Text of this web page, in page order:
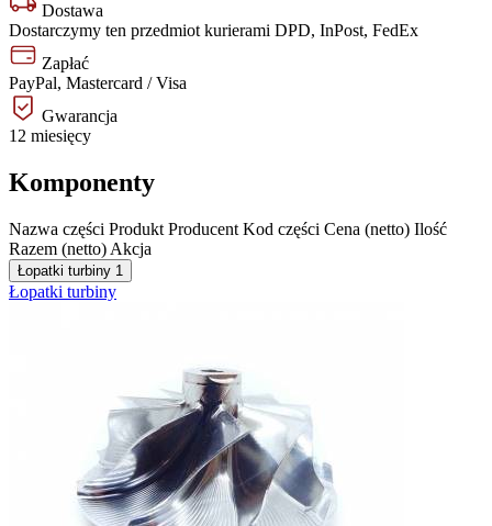
Dostawa
Dostarczymy ten przedmiot kurierami DPD, InPost, FedEx
Zapłać
PayPal, Mastercard / Visa
Gwarancja
12 miesięcy
Komponenty
Nazwa części Produkt Producent Kod części Cena (netto) Ilość
Razem (netto) Akcja
Łopatki turbiny 1
Łopatki turbiny